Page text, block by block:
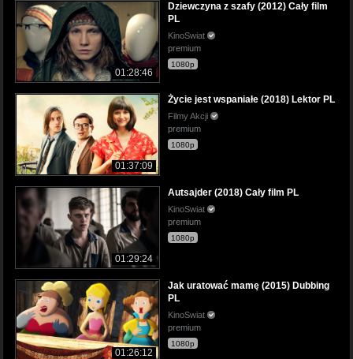
01:28:46
Dziewczyna z szafy (2012) Cały film
PL
KinoSwiat
premium
1080p
01:37:09
Życie jest wspaniałe (2018) Lektor PL
Filmy Akcji
premium
1080p
01:29:24
Autsajder (2018) Cały film PL
KinoSwiat
premium
1080p
01:26:12
Jak uratować mamę (2015) Dubbing
PL
KinoSwiat
premium
1080p